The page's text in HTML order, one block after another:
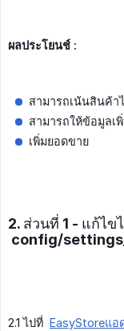
ผลประโยนช์ :
สามารถเน้นสินค้า
สามารถให้ข้อมูลเ
เพิ่มยอดขาย
2. ส่วนที่ 1 - แก้ไข
config/
2.1 ไปที่ EasyStoreแอ